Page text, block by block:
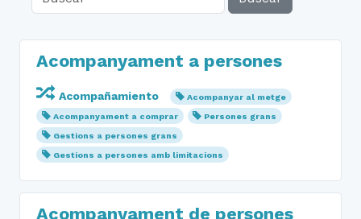
Acompanyament a persones
Acompañamiento
Acompanyar al metge
Acompanyament a comprar
Persones grans
Gestions a persones grans
Gestions a persones amb limitacions
Acompanyament de persones